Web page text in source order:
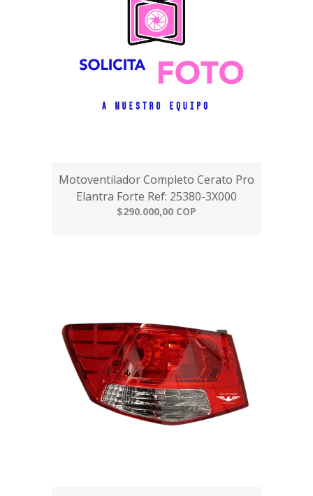
Motoventilador Completo Cerato Pro
Elantra Forte Ref: 25380-3X000
$290.000,00 COP